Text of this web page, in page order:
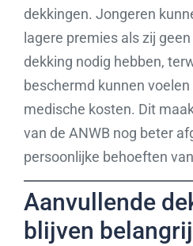
dekkingen. Jongeren
lagere premies als zij
dekking nodig hebben,
beschermd kunnen
medische kosten. Dit
van de ANWB nog beter
persoonlijke behoeften
Aanvullende
blijven